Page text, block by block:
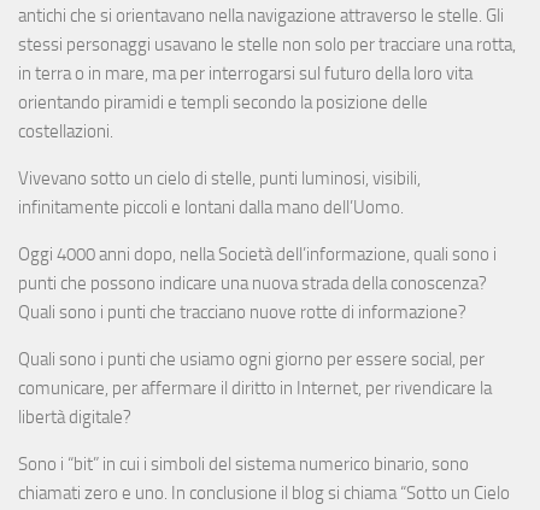
antichi che si orientavano nella navigazione attraverso le stelle. Gli
stessi personaggi usavano le stelle non solo per tracciare una rotta,
in terra o in mare, ma per interrogarsi sul futuro della loro vita
orientando piramidi e templi secondo la posizione delle
costellazioni.
Vivevano sotto un cielo di stelle, punti luminosi, visibili,
infinitamente piccoli e lontani dalla mano dell’Uomo.
Oggi 4000 anni dopo, nella Società dell’informazione, quali sono i
punti che possono indicare una nuova strada della conoscenza?
Quali sono i punti che tracciano nuove rotte di informazione?
Quali sono i punti che usiamo ogni giorno per essere social, per
comunicare, per affermare il diritto in Internet, per rivendicare la
libertà digitale?
Sono i “bit” in cui i simboli del sistema numerico binario, sono
chiamati zero e uno. In conclusione il blog si chiama “Sotto un Cielo